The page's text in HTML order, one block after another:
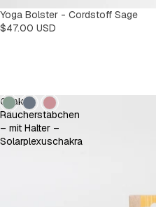
Yoga Bolster - Cordstoff Sage
$47.00 USD
Kleur
Chakra-
Räucherstäbchen
– mit Halter –
Solarplexuschakra